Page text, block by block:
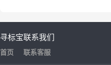
寻标宝
首页
联系我们
联系客服